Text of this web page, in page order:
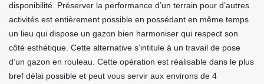
disponibilité. Préserver la performance d’un terrain pour d’autres
activités est entièrement possible en possédant en même temps
un lieu qui dispose un gazon bien harmoniser qui respect son
côté esthétique. Cette alternative s’intitule à un travail de pose
d’un gazon en rouleau. Cette opération est réalisable dans le plus
bref délai possible et peut vous servir aux environs de 4